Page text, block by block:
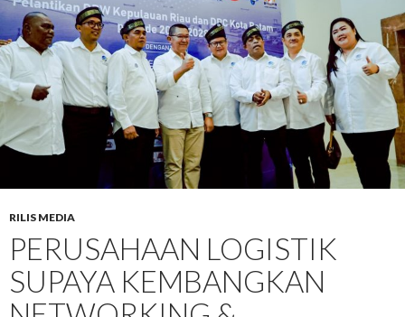
RILIS MEDIA
PERUSAHAAN LOGISTIK
SUPAYA KEMBANGKAN